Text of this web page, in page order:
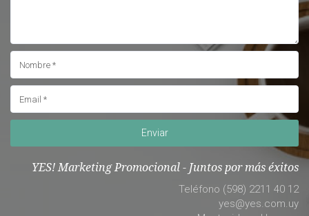
Enviar
YES! Marketing Promocional - Juntos por más éxitos
Teléfono (598) 2211 40 12
yes@yes.com.uy